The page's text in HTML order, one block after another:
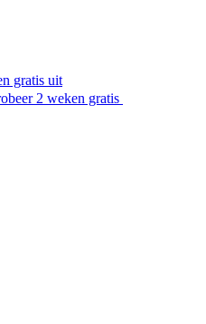
gratis uit
2 weken gratis